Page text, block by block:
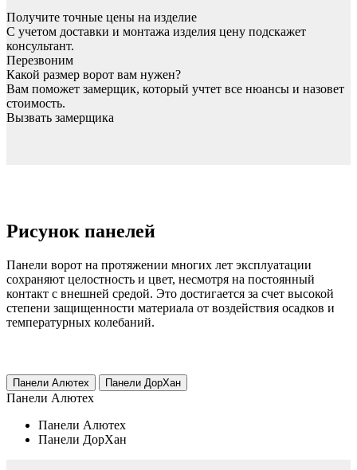
Получите точные цены на изделие
С учетом доставки и монтажа изделия цену подскажет
консультант.
Перезвоним
Какой размер ворот вам нужен?
Вам поможет замерщик, который учтет все нюансы и назовет
стоимость.
Вызвать замерщика
Рисунок панелей
Панели ворот на протяжении многих лет эксплуатации
сохраняют целостность и цвет, несмотря на постоянный
контакт с внешней средой. Это достигается за счет высокой
степени защищенности материала от воздействия осадков и
температурных колебаний.
Панели Алютех Панели ДорХан
Панели Алютех
Панели Алютех
Панели ДорХан